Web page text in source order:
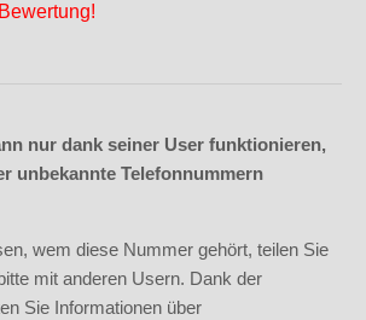
nur dank seiner User funktionieren,
unbekannte Telefonnummern
wem diese Nummer gehört, teilen Sie
mit anderen Usern. Dank der
Sie Informationen über